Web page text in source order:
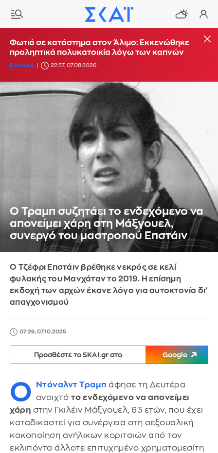
Φωτιά σε κατάστημα στον Άλιμο: Εκκενώθηκε
προληπτικά πολυκατοικία λόγω των καπνών
ΕΛΛΑΔΑ 22:37, 07.08.2026
Ο Τραμπ συζητάει το ενδεχόμενο να
απονείμει χάρη στη Μάξγουελ,
συνεργό του μαστροπού Επστάιν
Ο Τζέφρι Επστάιν βρέθηκε νεκρός σε κελί
φυλακής του Μανχάταν το 2019. Η επίσημη
εκδοχή των αρχών έκανε λόγο για αυτοκτονία δι’
απαγχονισμού
07:26, 07.10.2025
Προσθέστε το SKAI.gr στο Google
Ο Ντόναλντ Τραμπ άφησε τη Δευτέρα
ανοιχτό το ενδεχόμενο να απονείμει
χάρη στην Γκιλέιν Μάξγουελ, 63 ετών, που έχει
καταδικαστεί για συνέργεια στη σεξουαλική
κακοποίηση ανήλικων κοριτσιών από τον
εκλιπόντα άλλοτε επιτυχημένο χρηματομεσίτη